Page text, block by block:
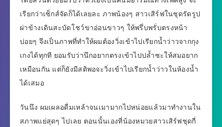
เรียกว่าเซ็กส์จัดก็ได้เลยละ ภาพน้องๆ สาวเสิร์ฟในชุดรัดรูป
ผ่าข้างเดินสะบัดโชว์ขาอ่อนขาวๆ ให้พรึ่บพรั่บตรงหน้า
บ่อยๆ จึงเป็นภาพที่ทำให้ผมต้องวิ่งเข้าไปเรียกน้ำว่าวจากกุง
เกงได้ทุกที ยอมรับว่านึกอยากตรงเข้าไปปล้ำซะให้สมอยาก
เหมือนกัน แต่ก็ยังมีสติพอจะวิ่งเข้าไปเรียกน้ำว่าวในห้องน้ำ
ได้เสมอ
วันนึง ผมเผลอดื่มเหล้าจนเมามากไปหน่อยแล้วมาทำงานใน
สภาพแย่สุดๆ ไปเลย ตอนนั้นเองที่น้องหมวยสาวเสิร์ฟชุดกี่